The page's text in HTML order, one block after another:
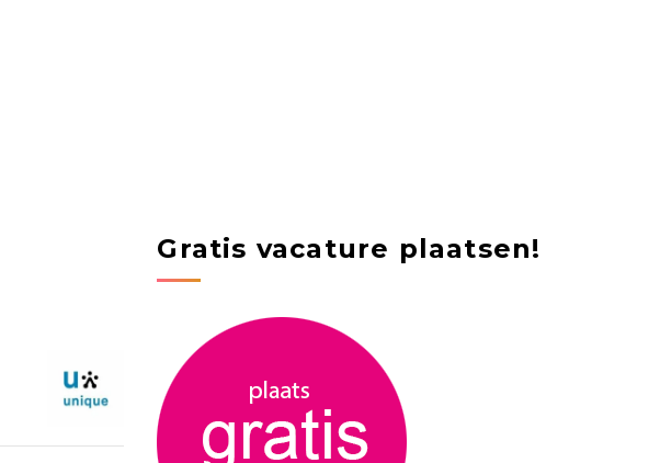
Gratis vacature plaatsen!